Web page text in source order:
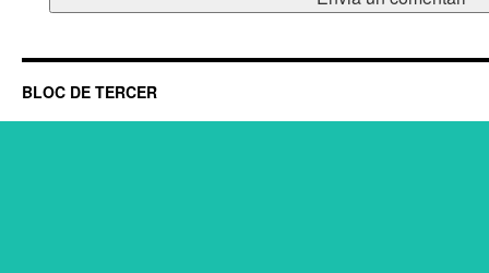
BLOC DE TERCER